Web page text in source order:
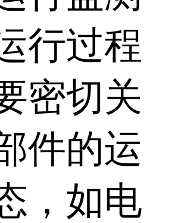
行过程
密切关
件的运
，如电